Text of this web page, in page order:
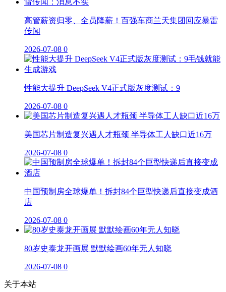
高管薪资归零、全员降薪！百强车商兰天集团回应暴雷
传闻
2026-07-08 0
性能大提升 DeepSeek V4正式版灰度测试：9
2026-07-08 0
美国芯片制造复兴遇人才瓶颈 半导体工人缺口近16万
2026-07-08 0
中国预制房全球爆单！拆封84个巨型快递后直接变成酒
店
2026-07-08 0
80岁史泰龙开画展 默默绘画60年无人知晓
2026-07-08 0
关于本站